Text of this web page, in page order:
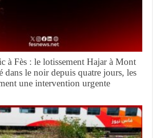
à Fès : le lotissement Hajar à Mont
dans le noir depuis quatre jours, les
une intervention urgente